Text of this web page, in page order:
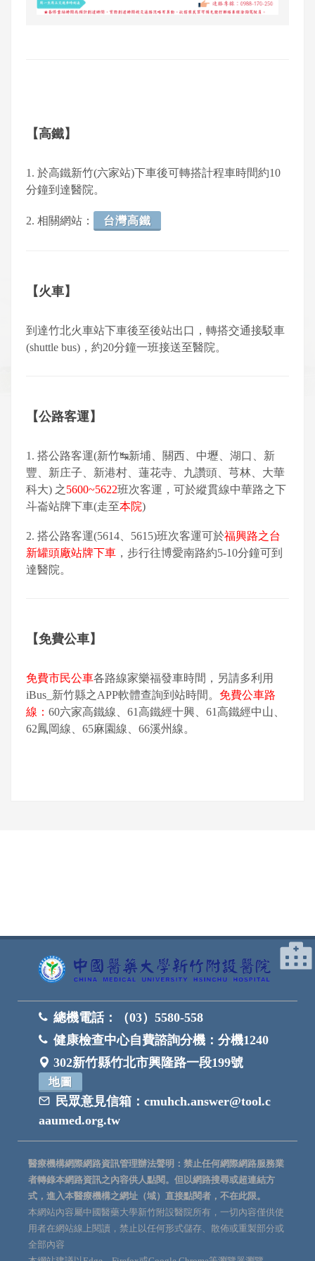
【高鐵】
1. 於高鐵新竹(六家站)下車後可轉搭計程車時間約10
分鐘到達醫院。
2. 相關網站： 台灣高鐵
【火車】
到達竹北火車站下車後至後站出口，轉搭交通接駁車
(shuttle bus)，約20分鐘一班接送至醫院。
【公路客運】
1. 搭公路客運(新竹↹新埔、關西、中壢、湖口、新
豐、新庄子、新港村、蓮花寺、九讚頭、芎林、大華
科大) 之5600~5622班次客運，可於縱貫線中華路之下
斗崙站牌下車(走至本院)
2. 搭公路客運(5614、5615)班次客運可於福興路之台
新罐頭廠站牌下車，步行往博愛南路約5-10分鐘可到
達醫院。
【免費公車】
免費市民公車各路線家樂福發車時間，另請多利用
iBus_新竹縣之APP軟體查詢到站時間。 免費公車路
線： 60六家高鐵線、61高鐵經十興、61高鐵經中山、
62鳳岡線、65麻園線、66溪州線。
總機電話：
（03）5580-558
健康檢查中心自費諮詢分機： 分機1240
302新竹縣竹北市興隆路一段199號
地圖
民眾意見信箱： cmuhch.answer@tool.c
aaumed.org.tw
醫療機構網際網路資訊管理辦法聲明：禁止任何網際網路服務業
者轉錄本網路資訊之內容供人點閱。但以網路搜尋或超連結方
式，進入本醫療機構之網址（域）直接點閱者，不在此限。
本網站內容屬中國醫藥大學新竹附設醫院所有，一切內容僅供使
用者在網站線上閱讀，禁止以任何形式儲存、散佈或重製部分或
全部內容